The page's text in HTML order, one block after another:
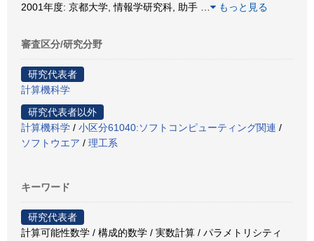
2001年度: 京都大学, 情報学研究科, 助手
もっと見る
審査区分/研究分野
研究代表者
計算機科学
研究代表者以外
計算機科学 / 小区分61040:ソフトコンピューティング関連 /
ソフトウエア / 理工系
キーワード
研究代表者
計算可能性数学 / 構成的数学 / 実数計算 / パラメトリシティ